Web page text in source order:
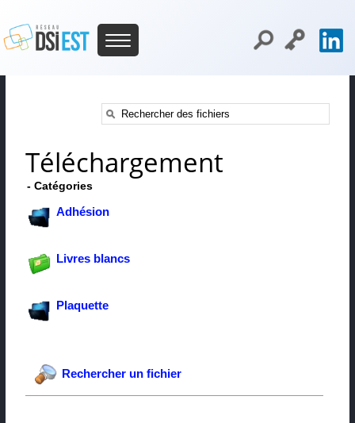
Téléchargement
- Catégories
Adhésion
Livres blancs
Plaquette
Rechercher un fichier